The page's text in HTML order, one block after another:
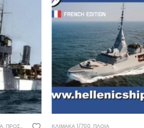
ΚΛΊΜΑΚΑ 1/700, ΠΛΟΙΑ